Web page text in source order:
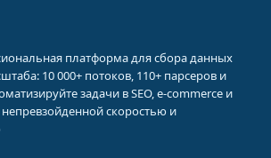
платформа для сбора данных
10 000+ потоков, 110+ парсеров и
задачи в SEO, e-commerce и
скоростью и